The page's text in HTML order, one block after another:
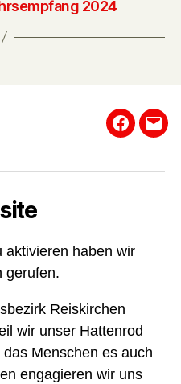
2024
E-
aktivieren haben wir
gerufen.
Reiskirchen
wir unser Hattenrod
Menschen es auch
engagieren wir uns